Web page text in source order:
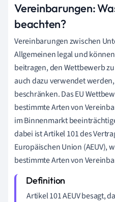
Vereinbarungen:
beachten?
Vereinbarungen zwischen
Allgemeinen legal und
beitragen, den Wettbewerb
auch dazu verwendet
beschränken. Das EU
bestimmte Arten von
im Binnenmarkt
dabei ist Artikel 101 des
Europäischen Union (AEUV),
bestimmte Arten von
Artikel 101 AEUV besagt,